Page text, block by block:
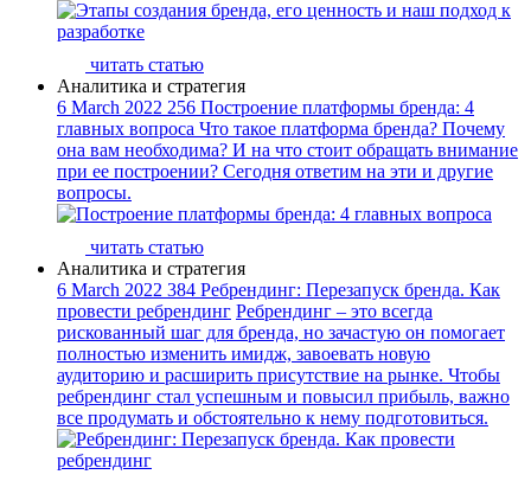
читать статью
Аналитика и стратегия
6 March 2022 256 Построение платформы бренда: 4
главных вопроса Что такое платформа бренда? Почему
она вам необходима? И на что стоит обращать внимание
при ее построении? Сегодня ответим на эти и другие
вопросы.
читать статью
Аналитика и стратегия
6 March 2022 384 Ребрендинг: Перезапуск бренда. Как
провести ребрендинг Ребрендинг – это всегда
рискованный шаг для бренда, но зачастую он помогает
полностью изменить имидж, завоевать новую
аудиторию и расширить присутствие на рынке. Чтобы
ребрендинг стал успешным и повысил прибыль, важно
все продумать и обстоятельно к нему подготовиться.